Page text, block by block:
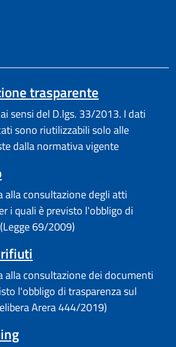
trasparente
sensi del D.lgs. 33/2013. I dati
sono riutilizzabili solo alle
dalla normativa vigente
alla consultazione degli atti
i quali è previsto l'obbligo di
69/2009)
alla consultazione dei documenti
l'obbligo di trasparenza sul
Arera 444/2019)